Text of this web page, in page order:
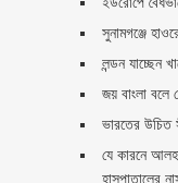
সুনামগঞ্জে
লন্ডন যাচ্ছেন
জয় বাংলা বলে
ভারতের উচিত
যে কারনে
হাসপাতালের